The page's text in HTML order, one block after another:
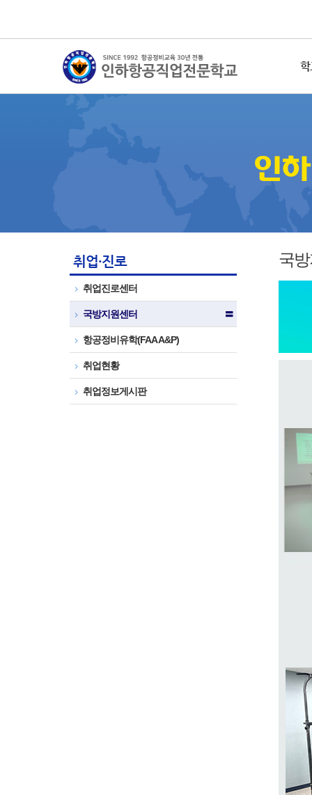
학
취업·진로
취업진로센터
국방지원센터 〓
항공정비유학(FAA A&P)
취업현황
취업정보게시판
국